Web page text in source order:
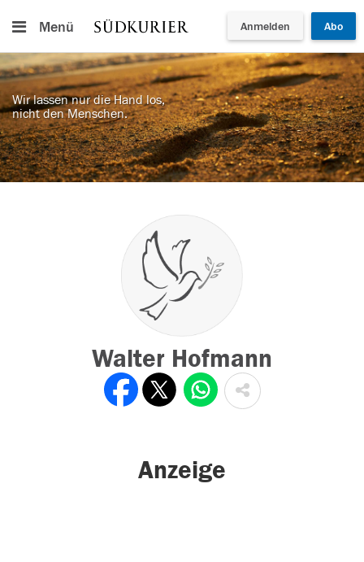
Menü Anmelden Abo
Wir lassen nur die Hand los,
nicht den Menschen.
Walter Hofmann
Anzeige